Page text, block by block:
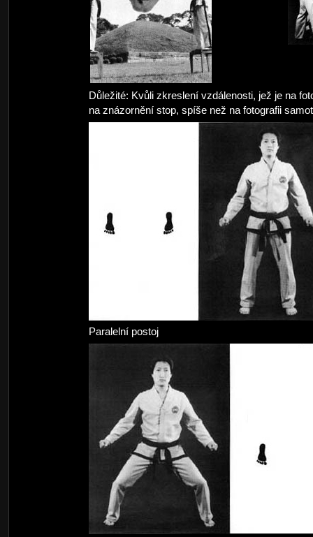
Důležité: Kvůli zkreslení vzdálenosti, jež je na
na znázornění stop, spíše než na fotografii
Paralelní postoj